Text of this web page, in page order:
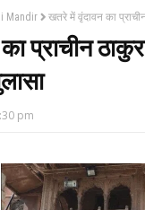
Mandir खतरे में वृंदावन का
प्राचीन ठाकुर
pm